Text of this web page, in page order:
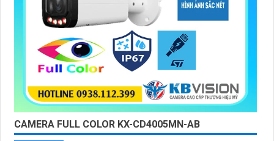
CAMERA FULL COLOR KX-CD4005MN-AB